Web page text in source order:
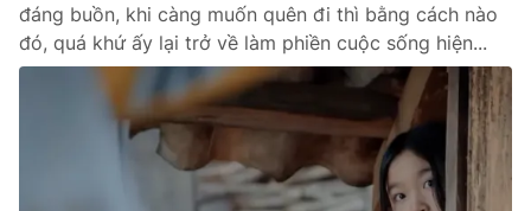
đáng buồn, khi càng muốn quên đi thì bằng cách nào
đó, quá khứ ấy lại trở về làm phiền cuộc sống hiện...